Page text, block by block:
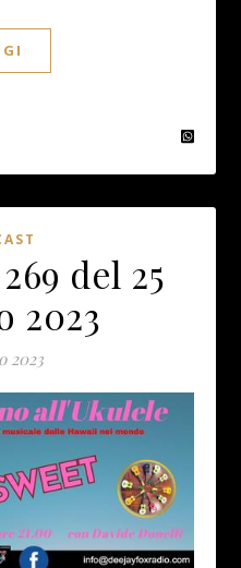
del 25
2023
2023